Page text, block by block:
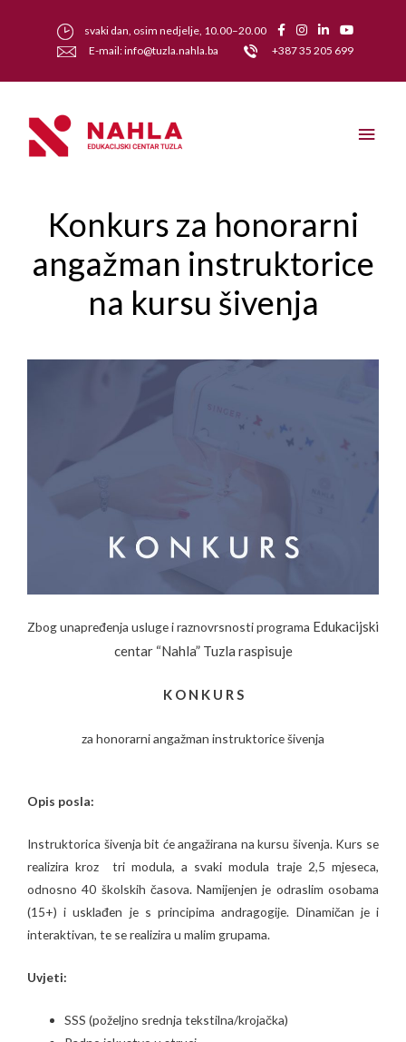
svaki dan, osim nedjelje, 10.00–20.00
E-mail: info@tuzla.nahla.ba
+387 35 205 699
Konkurs za honorarni
angažman instruktorice
na kursu šivenja
Zbog unapređenja usluge i raznovrsnosti programa Edukacijski
centar “Nahla” Tuzla raspisuje
K O N K U R S
za honorarni angažman instruktorice šivenja
Opis posla:
Instruktorica šivenja bit će angažirana na kursu šivenja. Kurs se
realizira kroz tri modula, a svaki modula traje 2,5 mjeseca,
odnosno 40 školskih časova. Namijenjen je odraslim osobama
(15+) i usklađen je s principima andragogije. Dinamičan je i
interaktivan, te se realizira u malim grupama.
Uvjeti:
SSS (poželjno srednja tekstilna/krojačka)